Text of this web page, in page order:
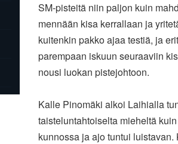
SM-pisteitä niin paljon kuin
mennään kisa kerrallaan ja
kuitenkin pakko ajaa testiä, ja
parempaan iskuun seuraaviin
nousi luokan pistejohtoon.
Kalle Pinomäki alkoi Laihialla
taisteluntahtoiselta mieheltä
kunnossa ja ajo tuntui